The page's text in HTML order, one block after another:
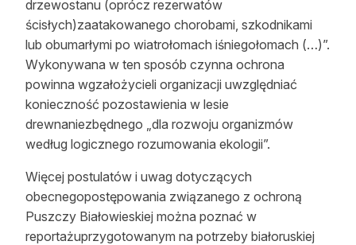
drzewostanu (oprócz rezerwatów
ścisłych)zaatakowanego chorobami, szkodnikami
lub obumarłymi po wiatrołomach iśniegołomach (…)”.
Wykonywana w ten sposób czynna ochrona
powinna wgzałożycieli organizacji uwzględniać
konieczność pozostawienia w lesie
drewnaniezbędnego „dla rozwoju organizmów
według logicznego rozumowania ekologii”.
Więcej postulatów i uwag dotyczących
obecnegopostępowania związanego z ochroną
Puszczy Białowieskiej można poznać w
reportażuprzygotowanym na potrzeby białoruskiej